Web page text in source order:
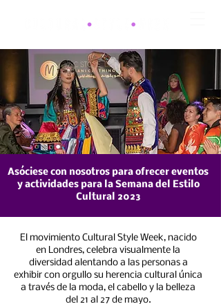
Asóciese con nosotros para ofrecer eventos
y actividades para la Semana del Estilo
Cultural 2023
El movimiento Cultural Style Week, nacido
en Londres, celebra visualmente la
diversidad alentando a las personas a
exhibir con orgullo su herencia cultural única
a través de la moda, el cabello y la belleza
del 21 al 27 de mayo.